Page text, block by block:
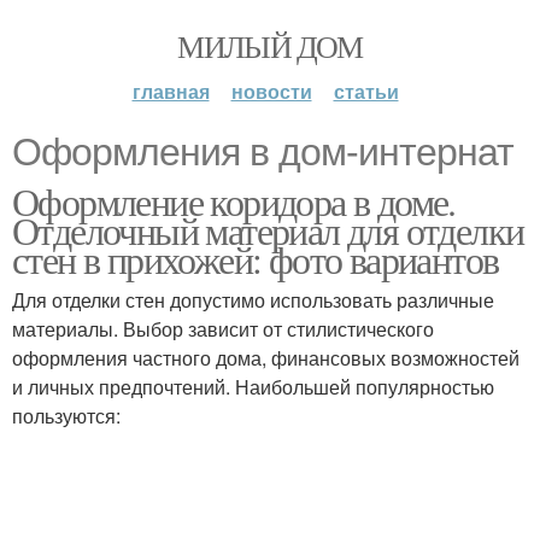
МИЛЫЙ ДОМ
главная новости статьи
Оформления в дом-интернат
Оформление коридора в доме.
Отделочный материал для отделки
стен в прихожей: фото вариантов
Для отделки стен допустимо использовать различные
материалы. Выбор зависит от стилистического
оформления частного дома, финансовых возможностей
и личных предпочтений. Наибольшей популярностью
пользуются: